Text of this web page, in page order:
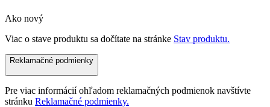
Ako nový
Viac o stave produktu sa dočítate na stránke Stav produktu.
Reklamačné podmienky
Pre viac informácií ohľadom reklamačných podmienok navštívte
stránku Reklamačné podmienky.